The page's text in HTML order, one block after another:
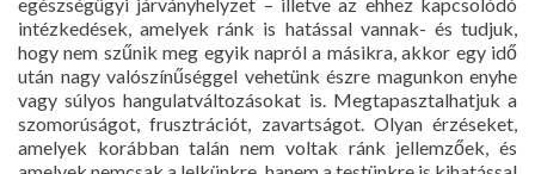
intézkedések, amelyek ránk is hatással vannak- és tudjuk,
hogy nem szűnik meg egyik napról a másikra, akkor egy idő
után nagy valószínűséggel vehetünk észre magunkon enyhe
vagy súlyos hangulatváltozásokat is. Megtapasztalhatjuk a
szomorúságot, frusztrációt, zavartságot. Olyan érzéseket,
amelyek korábban talán nem voltak ránk jellemzőek, és